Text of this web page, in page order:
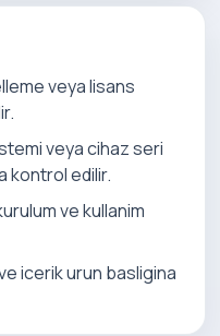
veya lisans
veya cihaz seri
kontrol edilir.
ve kullanim
icerik urun basligina